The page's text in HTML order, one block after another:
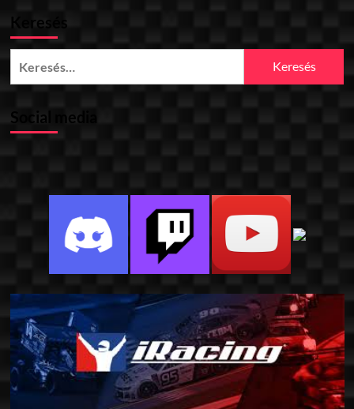
Keresés
Social media